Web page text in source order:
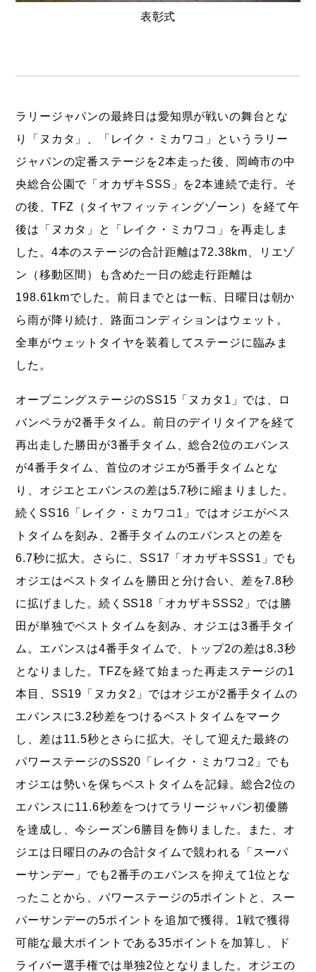
表彰式
ラリージャパンの最終日は愛知県が戦いの舞台とな
り「ヌカタ」、「レイク・ミカワコ」というラリー
ジャパンの定番ステージを2本走った後、岡崎市の中
央総合公園で「オカザキSSS」を2本連続で走行。そ
の後、TFZ（タイヤフィッティングゾーン）を経て午
後は「ヌカタ」と「レイク・ミカワコ」を再走しま
した。4本のステージの合計距離は72.38km、リエゾ
ン（移動区間）も含めた一日の総走行距離は
198.61kmでした。前日までとは一転、日曜日は朝か
ら雨が降り続け、路面コンディションはウェット。
全車がウェットタイヤを装着してステージに臨みま
した。
オープニングステージのSS15「ヌカタ1」では、ロ
バンペラが2番手タイム。前日のデイリタイアを経て
再出走した勝田が3番手タイム、総合2位のエバンス
が4番手タイム、首位のオジエが5番手タイムとな
り、オジエとエバンスの差は5.7秒に縮まりました。
続くSS16「レイク・ミカワコ1」ではオジエがベス
トタイムを刻み、2番手タイムのエバンスとの差を
6.7秒に拡大。さらに、SS17「オカザキSSS1」でも
オジエはベストタイムを勝田と分け合い、差を7.8秒
に拡げました。続くSS18「オカザキSSS2」では勝
田が単独でベストタイムを刻み、オジエは3番手タイ
ム。エバンスは4番手タイムで、トップ2の差は8.3秒
となりました。TFZを経て始まった再走ステージの1
本目、SS19「ヌカタ2」ではオジエが2番手タイムの
エバンスに3.2秒差をつけるベストタイムをマーク
し、差は11.5秒とさらに拡大。そして迎えた最終の
パワーステージのSS20「レイク・ミカワコ2」でも
オジエは勢いを保ちベストタイムを記録。総合2位の
エバンスに11.6秒差をつけてラリージャパン初優勝
を達成し、今シーズン6勝目を飾りました。また、オ
ジエは日曜日のみの合計タイムで競われる「スーパ
ーサンデー」でも2番手のエバンスを抑えて1位とな
ったことから、パワーステージの5ポイントと、スー
パーサンデーの5ポイントを追加で獲得。1戦で獲得
可能な最大ポイントである35ポイントを加算し、ド
ライバー選手権では単独2位となりました。オジエの